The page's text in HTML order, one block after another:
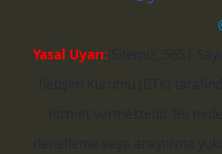
Yasal Uyarı: